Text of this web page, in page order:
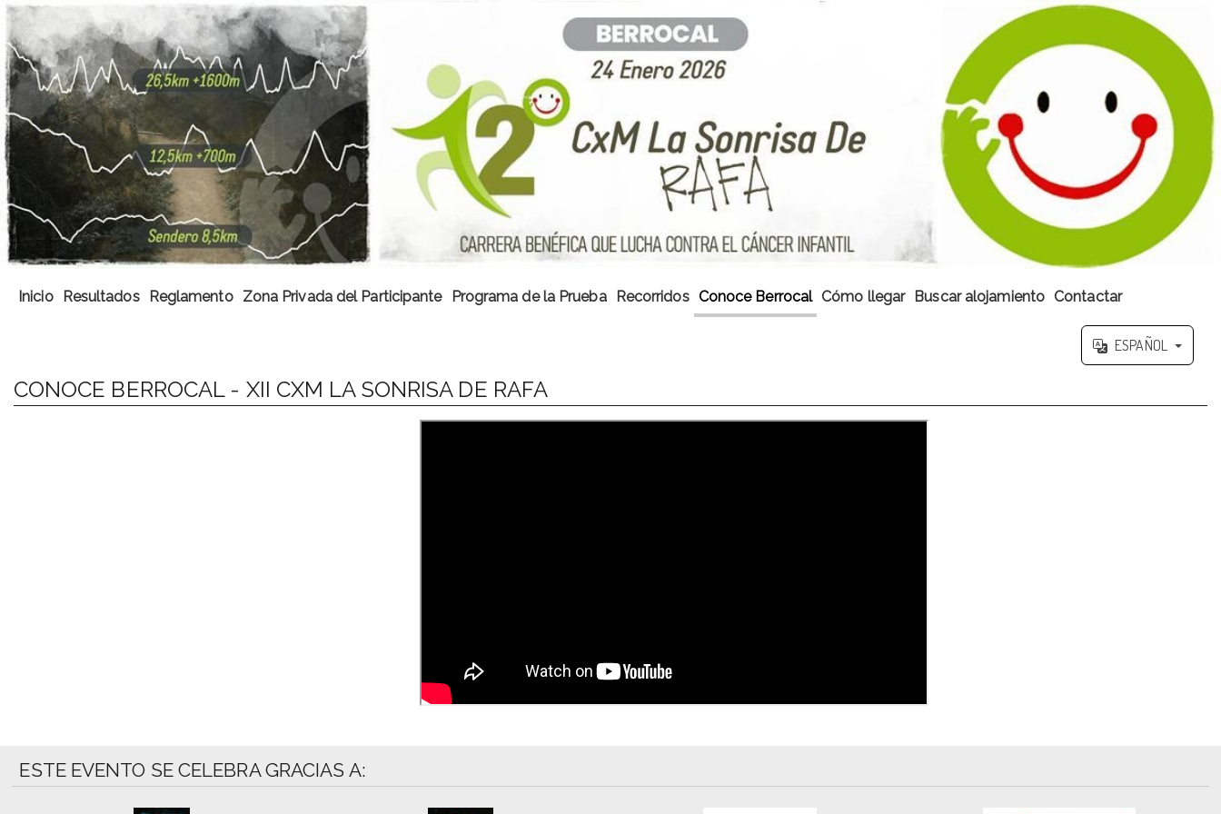
Inicio Resultados Reglamento Zona Privada del Participante Programa de la Prueba Recorridos Conoce Berrocal Cómo llegar Buscar alojamiento Contactar
ESPAÑOL
CONOCE BERROCAL - XII CXM LA SONRISA DE RAFA
ESTE EVENTO SE CELEBRA GRACIAS A: